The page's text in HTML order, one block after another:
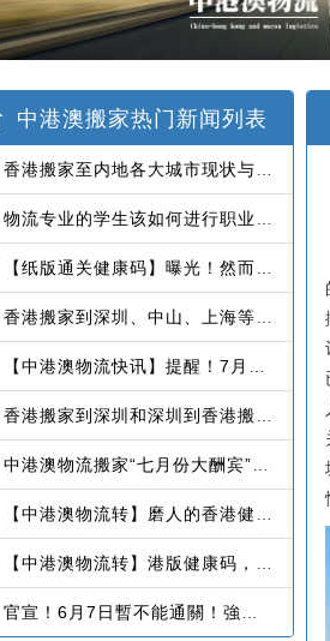
中港澳搬家热门新闻列表
香港搬家至内地各大城市现状与趋势分析
物流专业的学生该如何进行职业提升！
【纸版通关健康码】曝光！然而爆发第三波本地感染，或再推迟启用！
香港搬家到深圳、中山、上海等深港搬家、中港搬家的業務範圍、技術保障
【中港澳物流快讯】提醒！7月6日起，经珠澳口岸入境有新变化！
香港搬家到深圳和深圳到香港搬家的各种报价、注意事项和派送价格【深港搬家价格查询】
中港澳物流搬家“七月份大酬宾”-香港澳门往返深圳、珠海、中山、广州等中港澳搬屋搬家
【中港澳物流转】磨人的香港健康码！消息再反转：或下周一启用！
【中港澳物流转】港版健康码，14间获认可检测机构确定！
官宣！6月7日暫不能通關！強制檢疫措施再延1個月！【香港到深圳搬屋搬家又要延长了】